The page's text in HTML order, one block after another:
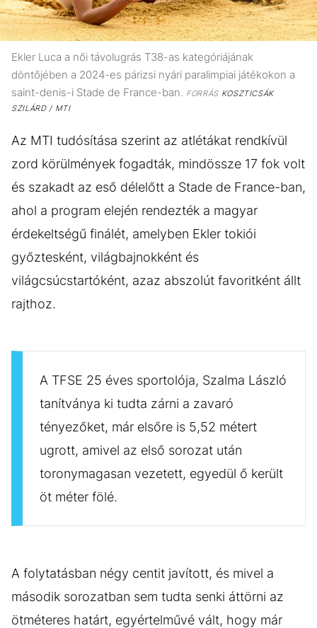
Ekler Luca a női távolugrás T38-as kategóriájának
döntőjében a 2024-es párizsi nyári paralimpiai játékokon a
saint-denis-i Stade de France-ban. FORRÁSKOSZTICSÁK
SZILÁRD / MTI
Az MTI tudósítása szerint az atlétákat rendkívül
zord körülmények fogadták, mindössze 17 fok volt
és szakadt az eső délelőtt a Stade de France-ban,
ahol a program elején rendezték a magyar
érdekeltségű finálét, amelyben Ekler tokiói
győztesként, világbajnokként és
világcsúcstartóként, azaz abszolút favoritként állt
rajthoz.
A TFSE 25 éves sportolója, Szalma László
tanítványa ki tudta zárni a zavaró
tényezőket, már elsőre is 5,52 métert
ugrott, amivel az első sorozat után
toronymagasan vezetett, egyedül ő került
öt méter fölé.
A folytatásban négy centit javított, és mivel a
második sorozatban sem tudta senki áttörni az
ötméteres határt, egyértelművé vált, hogy már